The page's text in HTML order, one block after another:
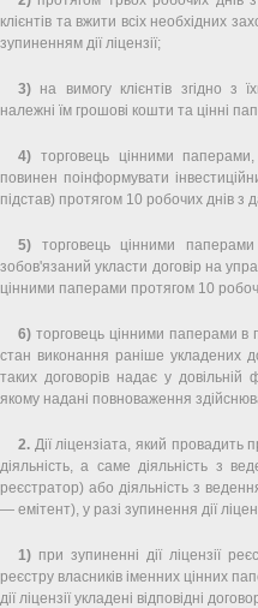
клієнтів та вжити всіх необхідних
зупиненням дії ліцензії;
3) на вимогу клієнтів згідно з
належні їм грошові кошти та цінні
4) торговець цінними
повинен поінформувати
підстав) протягом 10 робочих днів з
5) торговець цінними паперами
зобов'язаний укласти договір на
цінними паперами протягом 10
6) торговець цінними паперами в
стан виконання раніше укладених
таких договорів надає у довільній
якому надані повноваження
2. Дії ліцензіата, який
діяльність, а саме діяльність з
реєстратор) або діяльність з
— емітент), у разі зупинення дії
1) при зупиненні дії ліцензії
реєстру власників іменних цінних
дії ліцензії укладені відповідні